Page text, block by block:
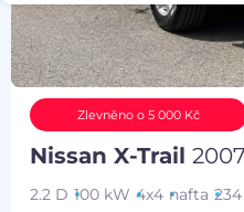
Zlevněno o 5 000 Kč
Nissan X-Trail2007
2.2 D 100 kW 4x4 nafta